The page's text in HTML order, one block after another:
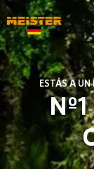
ESTÁS A UN